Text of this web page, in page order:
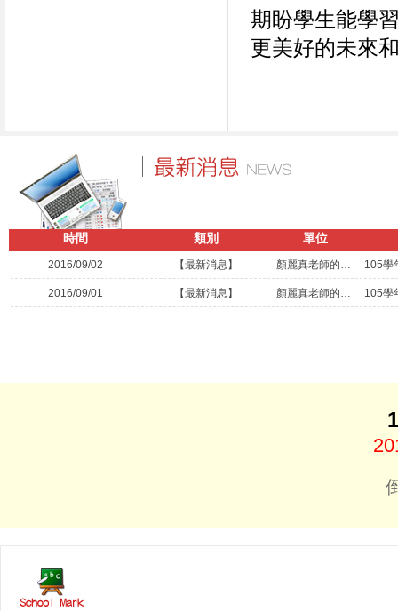
期盼學生能學
更美好的未來
時間 類別 單位
2016/09/02 【最新消息】 顏麗真老師的教學園地 105學
2016/09/01 【最新消息】 顏麗真老師的教學園地 105學